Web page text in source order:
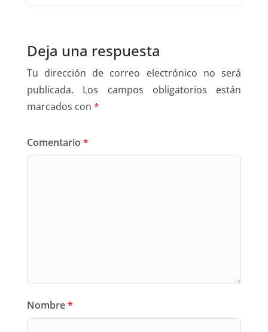
Deja una respuesta
Tu dirección de correo electrónico no será
publicada.
Los campos obligatorios están
marcados con *
Comentario *
Nombre*